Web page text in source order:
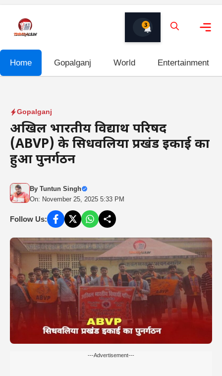
content
3
Home Gopalganj World Entertainment
Gopalganj
अखिल भारतीय विद्यार्थी परिषद
(ABVP) के सिधवलिया प्रखंड इकाई का
हुआ पुनर्गठन
By Tuntun Singh
On: November 25, 2025 5:33 PM
Follow Us:
---Advertisement---